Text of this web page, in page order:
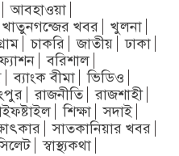
আবহাওয়া
খাতুনগন্জের খবর
খুলনা
চাকরি জাতীয়
ঢাকা
ফ্যাশন
বরিশাল
ব্যাংক বীমা
ভিডিও
রাজনীতি
রাজশাহী
শিক্ষা
সদাই
সাতকানিয়ার খবর
স্বাস্থ্যকথা